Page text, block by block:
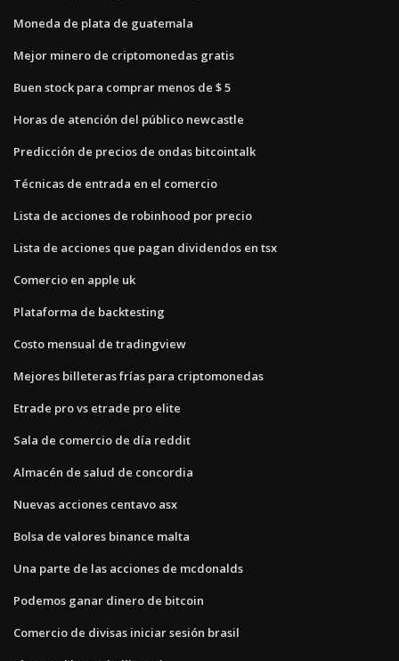
Moneda de plata de guatemala
Mejor minero de criptomonedas gratis
Buen stock para comprar menos de $ 5
Horas de atención del público newcastle
Predicción de precios de ondas bitcointalk
Técnicas de entrada en el comercio
Lista de acciones de robinhood por precio
Lista de acciones que pagan dividendos en tsx
Comercio en apple uk
Plataforma de backtesting
Costo mensual de tradingview
Mejores billeteras frías para criptomonedas
Etrade pro vs etrade pro elite
Sala de comercio de día reddit
Almacén de salud de concordia
Nuevas acciones centavo asx
Bolsa de valores binance malta
Una parte de las acciones de mcdonalds
Podemos ganar dinero de bitcoin
Comercio de divisas iniciar sesión brasil